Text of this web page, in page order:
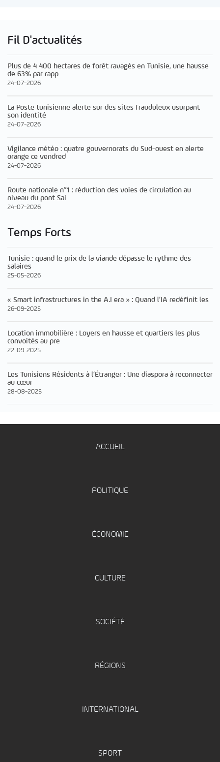
Fil D'actualités
Plus de 4 400 hectares de forêt ravagés en Tunisie, une hausse
de 63% par rapp
24-07-2026
La Poste tunisienne alerte sur des sites frauduleux usurpant
son identité
24-07-2026
Vigilance météo : quatre gouvernorats du Sud-ouest en alerte
orange ce vendred
24-07-2026
Route nationale n°1 : réduction des voies de circulation au
niveau du pont Sai
24-07-2026
Temps Forts
Tunisie : quand le prix de la viande dépasse le rythme des
salaires
25-05-2026
« Smart infrastructures in the A.I era » : Quand l’IA redéfinit les
26-09-2025
Location immobilière : Loyers en hausse et quartiers les plus
convoités au pre
22-09-2025
Les Tunisiens Résidents à l’Étranger : Une diaspora à reconnecter
au cœur
28-08-2025
ACCUEIL
POLITIQUE
ÉCONOMIE
CULTURE
SOCIÉTÉ
RÉGIONS
INTERNATIONAL
SPORT